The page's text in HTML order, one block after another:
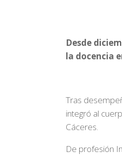
Desde
la docencia
Tras
integró al
Cáceres.
De profesión